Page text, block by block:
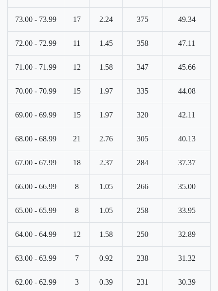
73.00 - 73.99 17 2.24 375 49.34
72.00 - 72.99 11 1.45 358 47.11
71.00 - 71.99 12 1.58 347 45.66
70.00 - 70.99 15 1.97 335 44.08
69.00 - 69.99 15 1.97 320 42.11
68.00 - 68.99 21 2.76 305 40.13
67.00 - 67.99 18 2.37 284 37.37
66.00 - 66.99 8 1.05 266 35.00
65.00 - 65.99 8 1.05 258 33.95
64.00 - 64.99 12 1.58 250 32.89
63.00 - 63.99 7 0.92 238 31.32
62.00 - 62.99 3 0.39 231 30.39